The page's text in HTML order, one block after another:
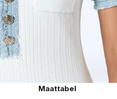
Maattabel